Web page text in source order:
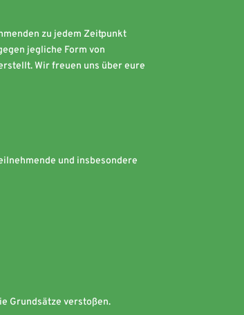
zu jedem Zeitpunkt
jegliche Form von
Wir freuen uns über eure
und insbesondere
Grundsätze verstoßen.